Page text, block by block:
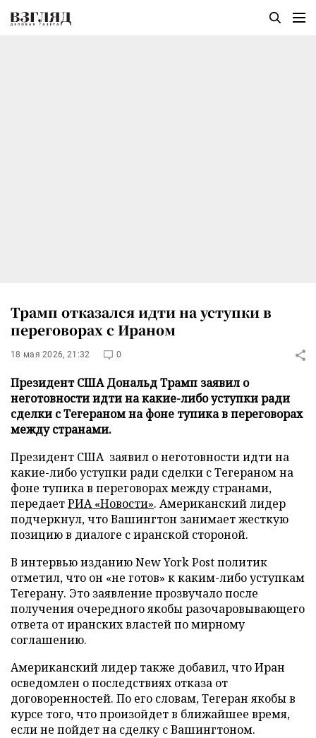
Трамп отказался идти на уступки в
переговорах с Ираном
18 мая 2026, 21:32 0
Президент США Дональд Трамп заявил о
неготовности идти на какие-либо уступки ради
сделки с Тегераном на фоне тупика в переговорах
между странами.
Президент США заявил о неготовности идти на
какие-либо уступки ради сделки с Тегераном на
фоне тупика в переговорах между странами,
передаетРИА «Новости». Американский лидер
подчеркнул, что Вашингтон занимает жесткую
позицию в диалоге с иранской стороной.
В интервью изданию New York Post политик
отметил, что он «не готов» к каким-либо уступкам
Тегерану. Это заявление прозвучало после
получения очередного якобы разочаровывающего
ответа от иранских властей по мирному
соглашению.
Американский лидер также добавил, что Иран
осведомлен о последствиях отказа от
договоренностей. По его словам, Тегеран якобы в
курсе того, что произойдет в ближайшее время,
если не пойдет на сделку с Вашингтоном.